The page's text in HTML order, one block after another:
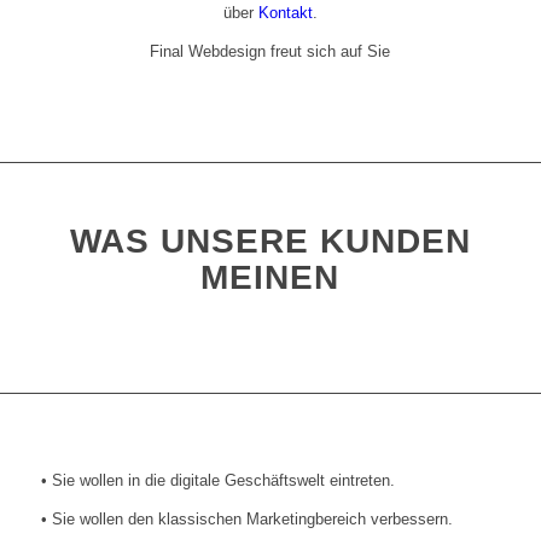
über Kontakt.
Final Webdesign freut sich auf Sie
WAS UNSERE KUNDEN
MEINEN
• Sie wollen in die digitale Geschäftswelt eintreten.
• Sie wollen den klassischen Marketingbereich verbessern.